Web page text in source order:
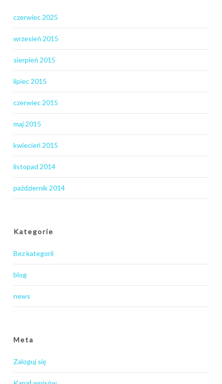
czerwiec 2025
wrzesień 2015
sierpień 2015
lipiec 2015
czerwiec 2015
maj 2015
kwiecień 2015
listopad 2014
październik 2014
Kategorie
Bez kategorii
blog
news
Meta
Zaloguj się